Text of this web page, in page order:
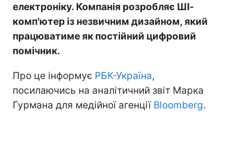
електроніку. Компанія розробляє ШІ-
комп'ютер із незвичним дизайном, який
працюватиме як постійний цифровий
помічник.
Про це інформує РБК-Україна,
посилаючись на аналітичний звіт Марка
Гурмана для медійної агенції Bloomberg.